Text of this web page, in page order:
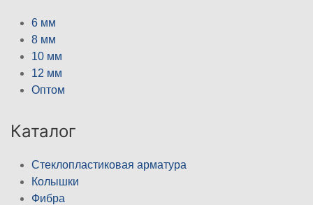
6 мм
8 мм
10 мм
12 мм
Оптом
Каталог
Стеклопластиковая арматура
Колышки
Фибра